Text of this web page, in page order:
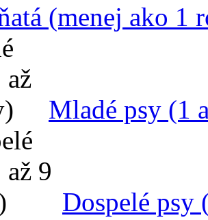
(menej ako 1
Mladé psy (1
Dospelé psy